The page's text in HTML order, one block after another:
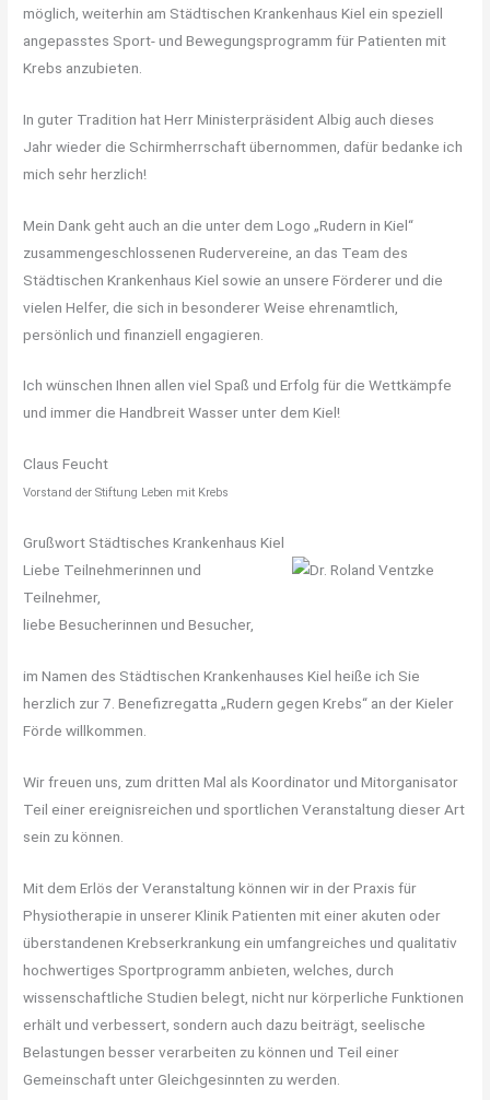
möglich, weiterhin am Städtischen Krankenhaus Kiel ein speziell
angepasstes Sport- und Bewegungsprogramm für Patienten mit
Krebs anzubieten.
In guter Tradition hat Herr Ministerpräsident Albig auch dieses
Jahr wieder die Schirmherrschaft übernommen, dafür bedanke ich
mich sehr herzlich!
Mein Dank geht auch an die unter dem Logo „Rudern in Kiel“
zusammengeschlossenen Rudervereine, an das Team des
Städtischen Krankenhaus Kiel sowie an unsere Förderer und die
vielen Helfer, die sich in besonderer Weise ehrenamtlich,
persönlich und finanziell engagieren.
Ich wünschen Ihnen allen viel Spaß und Erfolg für die Wettkämpfe
und immer die Handbreit Wasser unter dem Kiel!
Claus Feucht
Vorstand der Stiftung Leben mit Krebs
Grußwort Städtisches Krankenhaus Kiel
Liebe Teilnehmerinnen und
Teilnehmer,
liebe Besucherinnen und Besucher,
im Namen des Städtischen Krankenhauses Kiel heiße ich Sie
herzlich zur 7. Benefizregatta „Rudern gegen Krebs“ an der Kieler
Förde willkommen.
Wir freuen uns, zum dritten Mal als Koordinator und Mitorganisator
Teil einer ereignisreichen und sportlichen Veranstaltung dieser Art
sein zu können.
Mit dem Erlös der Veranstaltung können wir in der Praxis für
Physiotherapie in unserer Klinik Patienten mit einer akuten oder
überstandenen Krebserkrankung ein umfangreiches und qualitativ
hochwertiges Sportprogramm anbieten, welches, durch
wissenschaftliche Studien belegt, nicht nur körperliche Funktionen
erhält und verbessert, sondern auch dazu beiträgt, seelische
Belastungen besser verarbeiten zu können und Teil einer
Gemeinschaft unter Gleichgesinnten zu werden.